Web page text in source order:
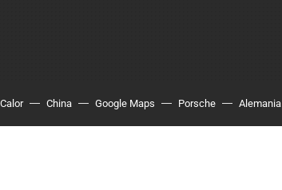
Calor China Google Maps Porsche Alemania